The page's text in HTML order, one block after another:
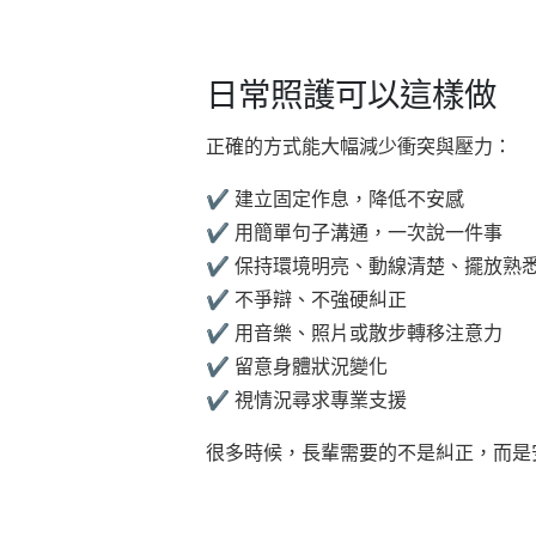
日常照護可以這樣做
正確的方式能大幅減少衝突與壓力：
✔ 建立固定作息，降低不安感
✔ 用簡單句子溝通，一次說一件事
✔ 保持環境明亮、動線清楚、擺放熟
✔ 不爭辯、不強硬糾正
✔ 用音樂、照片或散步轉移注意力
✔ 留意身體狀況變化
✔ 視情況尋求專業支援
很多時候，長輩需要的不是糾正，而是